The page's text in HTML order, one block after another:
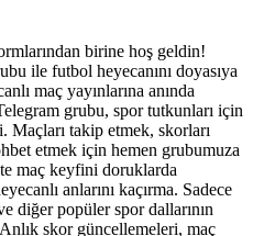
birine hoş geldin!
ile futbol heyecanını doyasıya
maç yayınlarına anında
grubu, spor tutkunları için
Maçları takip etmek, skorları
etmek için hemen grubumuza
maç keyfini doruklarda
anlarını kaçırma. Sadece
diğer popüler spor dallarının
skor güncellemeleri, maç